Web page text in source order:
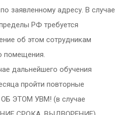
заявленному адресу. В случае
РФ требуется
об этом сотрудникам
помещения.
дальнейшего обучения
пройти повторные
ЭТОМ УВМ! (в случае